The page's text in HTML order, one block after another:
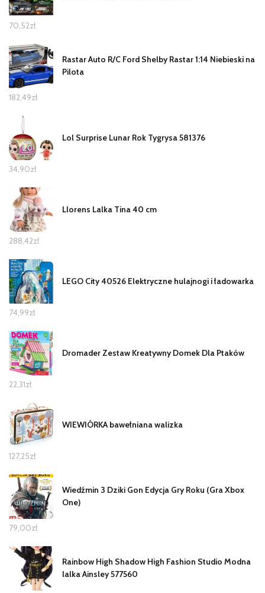
70,52zł
Rastar Auto R/C Ford Shelby Rastar 1:14 Niebieski na
Pilota
182,49zł
Lol Surprise Lunar Rok Tygrysa 581376
34,90zł
Llorens Lalka Tina 40 cm
288,42zł
LEGO City 40526 Elektryczne hulajnogi i ładowarka
74,99zł
Dromader Zestaw Kreatywny Domek Dla Ptaków
22,31zł
WIEWIÓRKA bawełniana walizka
127,25zł
Wiedźmin 3 Dziki Gon Edycja Gry Roku (Gra Xbox
One)
79,00zł
Rainbow High Shadow High Fashion Studio Modna
lalka Ainsley 577560